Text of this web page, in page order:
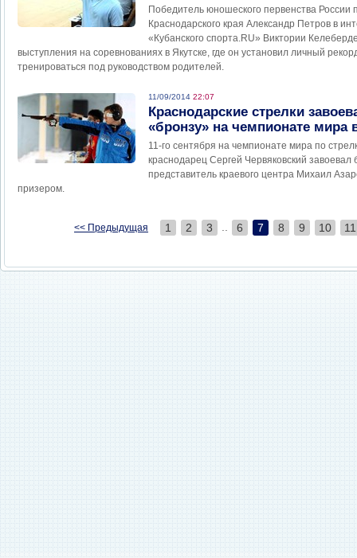
Победитель юношеского первенства России
Краснодарского края Александр Петров в
«Кубанского спорта.RU» Виктории
выступления на соревнованиях в Якутске, где он установил личный
тренироваться под руководством родителей.
11/09/2014 22:07
Краснодарские стрелки
«бронзу» на чемпионате мира
11-го сентября на чемпионате мира по
краснодарец Сергей Червяковский
представитель краевого центра Михаил
призером.
<< Предыдущая 1 2 3 6 7 8 9 10 11